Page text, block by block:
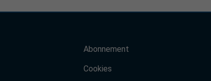
Abonnement
Cookies